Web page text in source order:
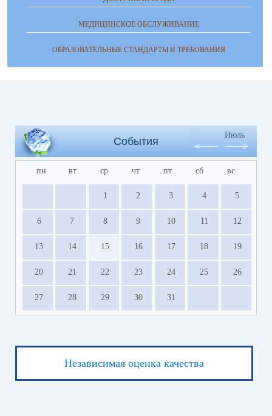
МЕДИЦИНСКОЕ ОБСЛУЖИВАНИЕ
ОБРАЗОВАТЕЛЬНЫЕ СТАНДАРТЫ И ТРЕБОВАНИЯ
События
Июль
пн вт ср чт пт сб вс
1 2 3 4 5
6 7 8 9 10 11 12
13 14 15 16 17 18 19
20 21 22 23 24 25 26
27 28 29 30 31
Независимая оценка качества